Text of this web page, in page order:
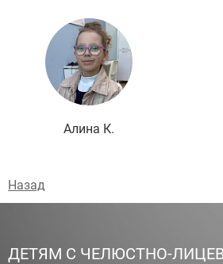
Алина К.
Назад
ДЕТЯМ С ЧЕЛЮСТНО-